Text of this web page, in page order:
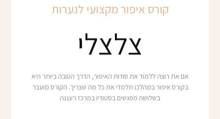
קורס איפור מקצועי לנערות
צלצלי
אם את רוצה ללמוד את סודות האיפור, הדרך הטובה ביותר היא
בקורס איפור במהלכו תלמדי את כל מה שצריך. הקורס מועבר
בשלושה מפגשים בסטודיו במרכז רעננה